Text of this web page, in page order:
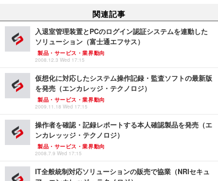
関連記事
入退室管理装置とPCのログイン認証システムを連動した
ソリューション（富士通エフサス）
製品・サービス・業界動向
2008.12.3 Wed 17:15
仮想化に対応したシステム操作記録・監査ソフトの最新版
を発売（エンカレッジ・テクノロジ）
製品・サービス・業界動向
2009.11.18 Wed 17:15
操作者を確認・記録レポートする本人確認製品を発売（エ
ンカレッッジ・テクノロジ）
製品・サービス・業界動向
2008.7.9 Wed 17:15
IT全般統制対応ソリューションの販売で協業（NRIセキュ